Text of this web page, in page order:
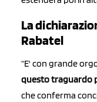
La
Rabatel
“E' con grande
questo traguardo
che conferma